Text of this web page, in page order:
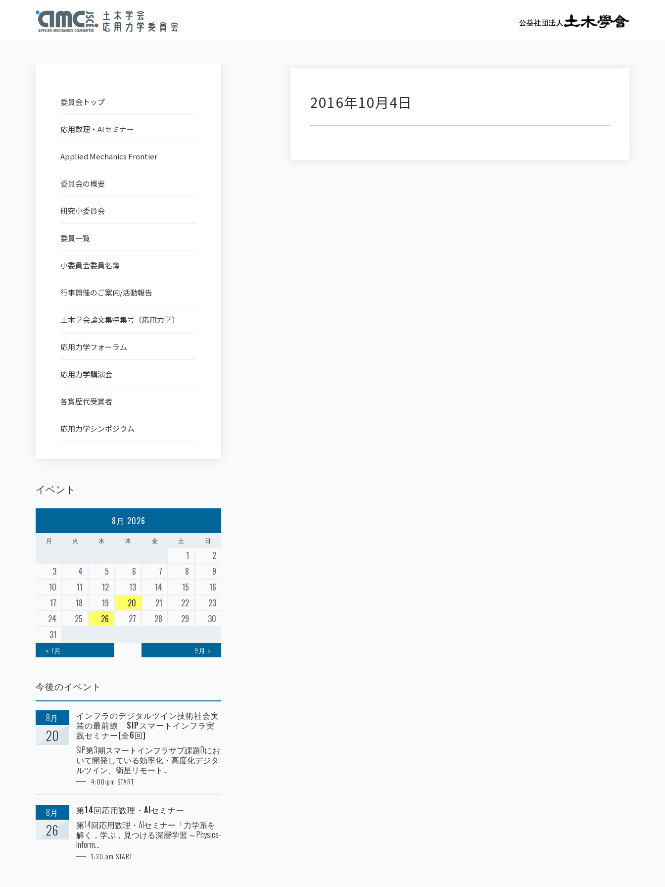
2016年10月4日
委員会トップ
応用数理・AIセミナー
Applied Mechanics Frontier
委員会の概要
研究小委員会
委員一覧
小委員会委員名簿
行事開催のご案内/活動報告
土木学会論文集特集号（応用力学）
応用力学フォーラム
応用力学講演会
各賞歴代受賞者
応用力学シンポジウム
イベント
8月 2026
月 火 水 木 金 土 日
1
2
3
4 5 6 7 8
9
10
11 12 13 14 15
16
17
18 19 20 21 22
23
24
25 26 27 28 29
30
31
« 7月 9月 »
今後のイベント
8月
20
インフラのデジタルツイン技術社会実
装の最前線 SIPスマートインフラ実
践セミナー(全6回)
SIP第3期スマートインフラサブ課題Dにお
いて開発している効率化・高度化デジタ
ルツイン、衛星リモート...
4:00:pm START
8月
26
第14回応用数理・AIセミナー
第14回応用数理・AIセミナー「力学系を
解く，学ぶ，見つける深層学習 ～Physics-
Inform...
1:30:pm START